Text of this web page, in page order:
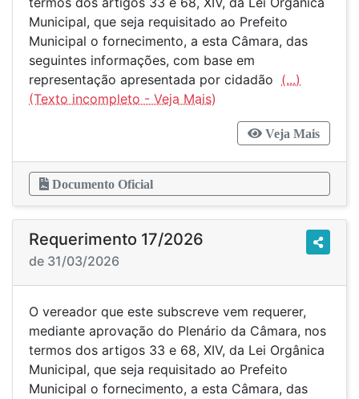
Municipal, que seja requisitado ao Prefeito
Municipal o fornecimento, a esta Câmara, das
seguintes informações, com base em
representação apresentada por cidadão (...)
Veja Mais
Documento Oficial
Requerimento 17/2026
de 31/03/2026
O vereador que este subscreve vem requerer,
mediante aprovação do Plenário da Câmara, nos
termos dos artigos 33 e 68, XIV, da Lei Orgânica
Municipal, que seja requisitado ao Prefeito
Municipal o fornecimento, a esta Câmara, das